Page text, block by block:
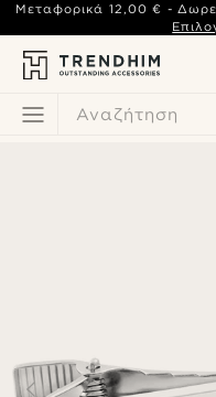
Αναζήτηση
Μεταφορικά 12,00 € -